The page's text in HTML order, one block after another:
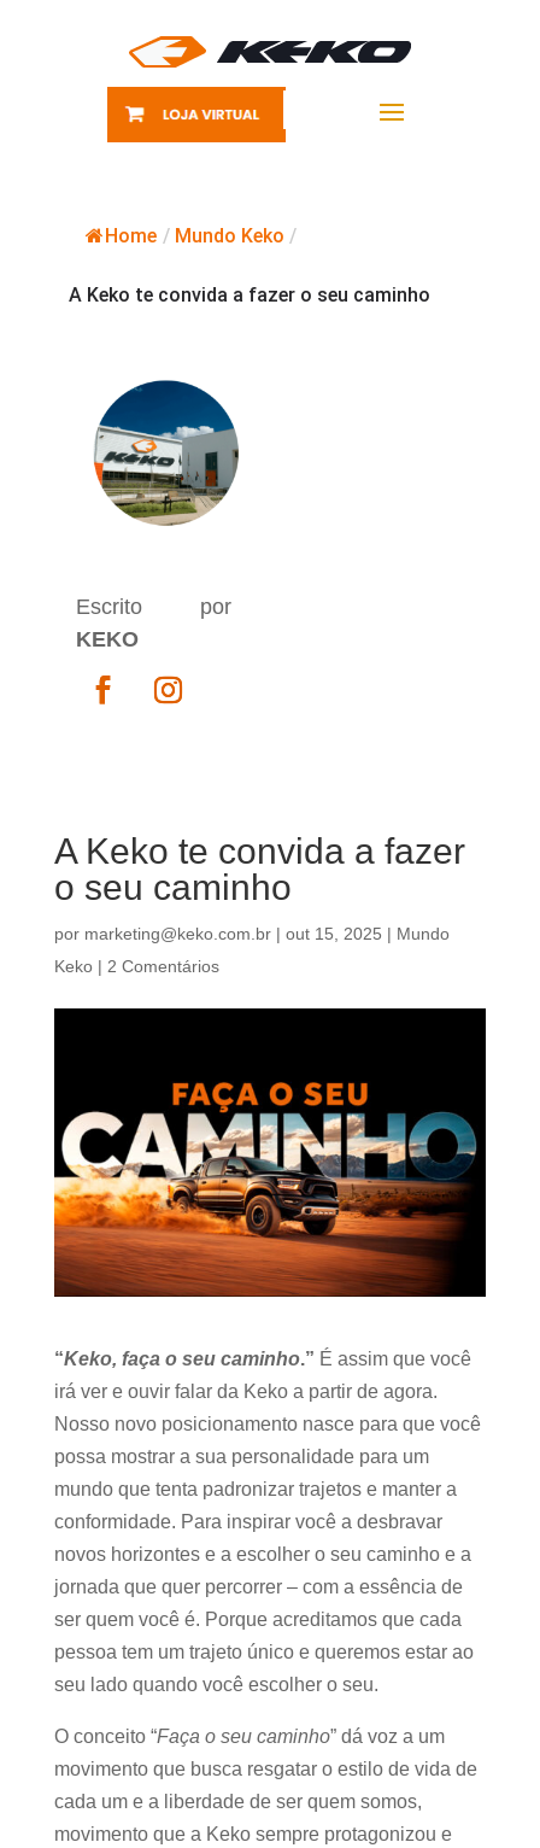
Home / Mundo Keko /
A Keko te convida a fazer o seu caminho
Escrito por
KEKO
A Keko te convida a fazer
o seu caminho
por marketing@keko.com.br| out 15, 2025 | Mundo
Keko| 2 Comentários
“Keko, faça o seu caminho.” É assim que você
irá ver e ouvir falar da Keko a partir de agora.
Nosso novo posicionamento nasce para que você
possa mostrar a sua personalidade para um
mundo que tenta padronizar trajetos e manter a
conformidade. Para inspirar você a desbravar
novos horizontes e a escolher o seu caminho e a
jornada que quer percorrer – com a essência de
ser quem você é. Porque acreditamos que cada
pessoa tem um trajeto único e queremos estar ao
seu lado quando você escolher o seu.
O conceito “Faça o seu caminho” dá voz a um
movimento que busca resgatar o estilo de vida de
cada um e a liberdade de ser quem somos,
movimento que a Keko sempre protagonizou e